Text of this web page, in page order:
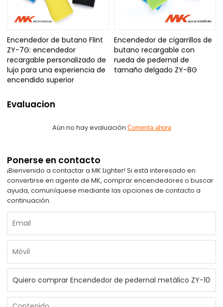
Encendedor de butano Flint
ZY-7G: encendedor
recargable personalizado de
lujo para una experiencia de
encendido superior
Encendedor de cigarrillos de
butano recargable con
rueda de pedernal de
tamaño delgado ZY-8G
Evaluacion
Aún no hay evaluación Comenta ahora
Ponerse en contacto
¡Bienvenido a contactar a MK Lighter! Si está interesado en
convertirse en agente de MK, comprar encendedores o buscar
ayuda, comuníquese mediante las opciones de contacto a
continuación.